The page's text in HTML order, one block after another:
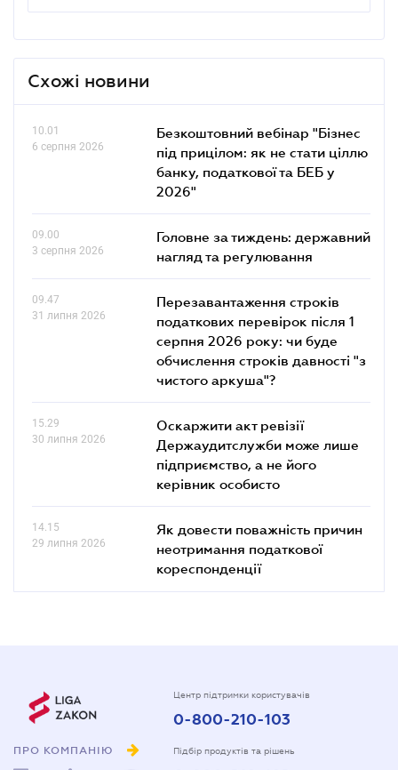
Схожі новини
10.01
6 серпня 2026
Безкоштовний вебінар "Бізнес
під прицілом: як не стати ціллю
банку, податкової та БЕБ у
2026"
09.00
3 серпня 2026
Головне за тиждень: державний
нагляд та регулювання
09.47
31 липня 2026
Перезавантаження строків
податкових перевірок після 1
серпня 2026 року: чи буде
обчислення строків давності "з
чистого аркуша"?
15.29
30 липня 2026
Оскаржити акт ревізії
Держаудитслужби може лише
підприємство, а не його
керівник особисто
14.15
29 липня 2026
Як довести поважність причин
неотримання податкової
кореспонденції
ПРО КОМПАНІЮ
Центр підтримки користувачів
0-800-210-103
Підбір продуктів та рішень